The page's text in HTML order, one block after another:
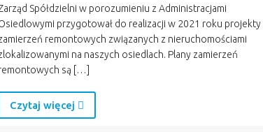
Spółdzielni w porozumieniu z Administracjami
przygotował do realizacji w 2021 roku projekty
remontowych związanych z nieruchomościami
na naszych osiedlach. Plany zamierzeń
są […]
Czytaj więcej